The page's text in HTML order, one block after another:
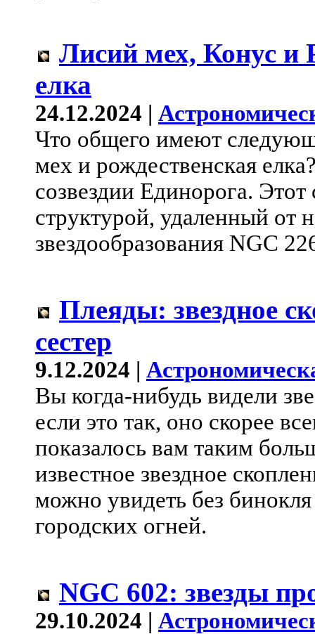
Лисий мех, Конус и
елка
24.12.2024 |
Что общего имеют
мех и рождественская
созвездии Единорога.
структурой, удаленный от
звездообразования NGC
Плеяды: звездное
сестер
9.12.2024 |
Вы когда-нибудь видели
если это так, оно скорее
показалось вам таким
известное звездное
можно увидеть без
городских огней.
NGC 602: звезды
29.10.2024 |